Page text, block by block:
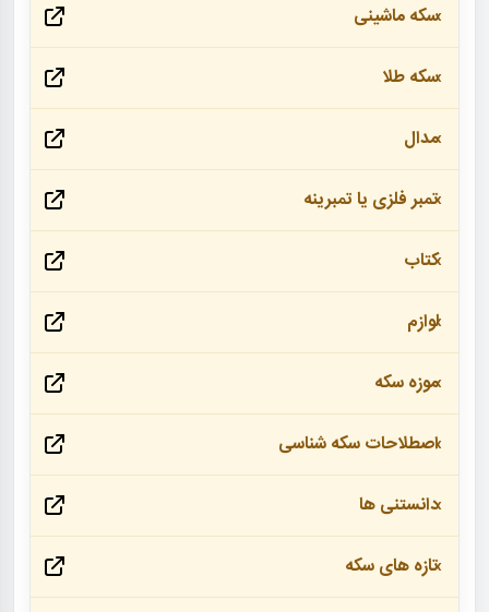
سکه ماشینی
سکه طلا
مدال
تمبر فلزی یا تمبرینه
کتاب
لوازم
موزه سکه
اصطلاحات سکه شناسی
دانستنی ها
تازه های سکه